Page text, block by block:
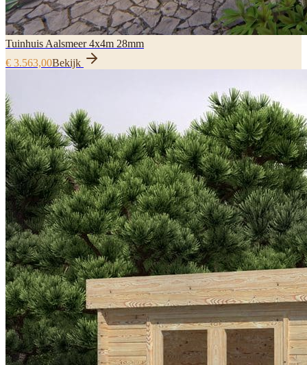
Tuinhuis Aalsmeer 4x4m 28mm
€ 3.563,00Bekijk